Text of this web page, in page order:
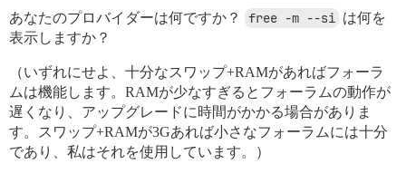
あなたのプロバイダーは何ですか？ free -m --si は何を
表示しますか？
（いずれにせよ、十分なスワップ+RAMがあればフォーラ
ムは機能します。RAMが少なすぎるとフォーラムの動作が
遅くなり、アップグレードに時間がかかる場合がありま
す。スワップ+RAMが3Gあれば小さなフォーラムには十分
であり、私はそれを使用しています。）